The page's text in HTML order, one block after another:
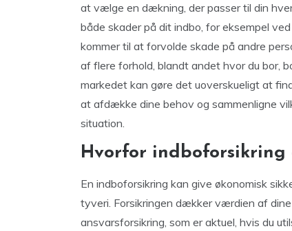
at vælge en dækning, der passer til din
både skader på dit indbo, for eksempel
kommer til at forvolde skade på andre
af flere forhold, blandt andet hvor du bor,
markedet kan gøre det uoverskueligt at
at afdække dine behov og sammenligne
situation.
Hvorfor indboforsikring
En indboforsikring kan give økonomisk
tyveri. Forsikringen dækker værdien af
ansvarsforsikring, som er aktuel, hvis du